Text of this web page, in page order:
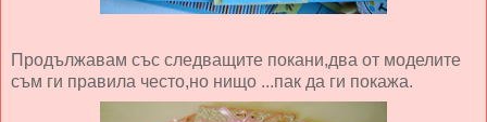
Продължавам със следващите покани,два от моделите
съм ги правила често,но нищо ...пак да ги покажа.